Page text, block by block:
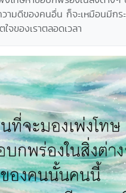
ามดีของคนอื่น ก็จะเหมือนมีกร
ใจของเราตลอดเวลา